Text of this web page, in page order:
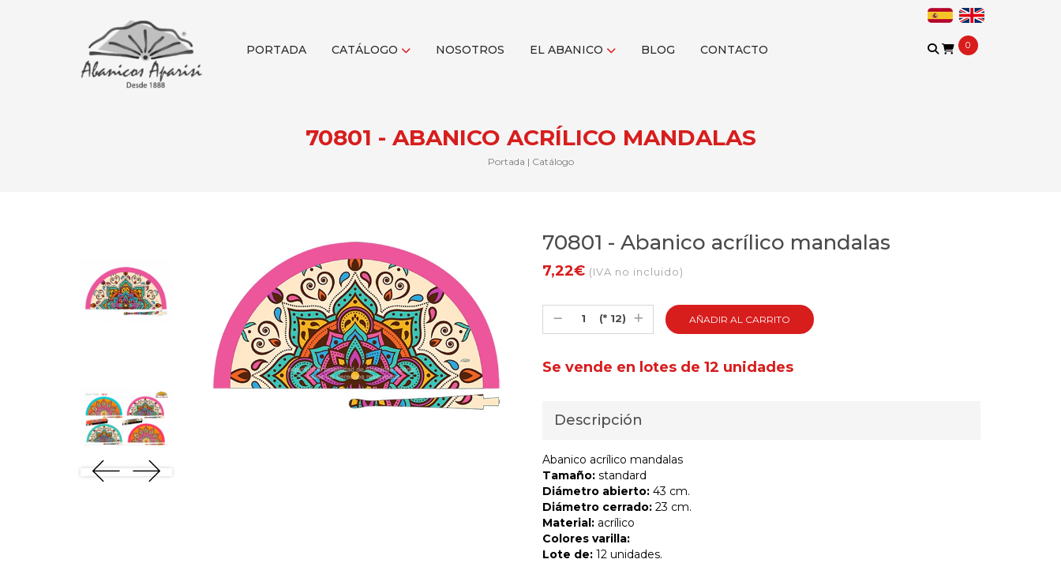
PORTADA CATÁLOGO NOSOTROS EL ABANICO BLOG CONTACTO 0
70801 - ABANICO ACRÍLICO MANDALAS
Portada | Catálogo
70801 - Abanico acrílico mandalas
7,22€ (IVA no incluido)
(* 12)
Se vende en lotes de 12 unidades
Descripción
Abanico acrílico mandalas
Tamaño: standard
Diámetro abierto: 43 cm.
Diámetro cerrado: 23 cm.
Material: acrílico
Colores varilla:
Lote de: 12 unidades.